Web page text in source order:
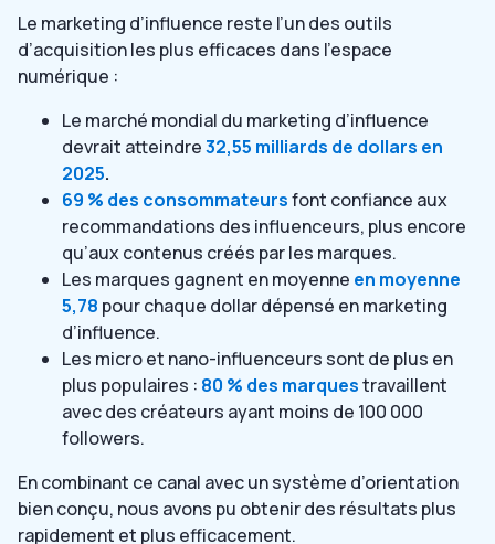
Le marketing d’influence reste l’un des outils
d’acquisition les plus efficaces dans l’espace
numérique :
Le marché mondial du marketing d’influence
devrait atteindre32,55 milliards de dollars en
2025.
69 % des consommateursfont confiance aux
recommandations des influenceurs, plus encore
qu’aux contenus créés par les marques.
Les marques gagnent en moyenne en moyenne
5,78 pour chaque dollar dépensé en marketing
d’influence.
Les micro et nano-influenceurs sont de plus en
plus populaires : 80 % des marquestravaillent
avec des créateurs ayant moins de 100 000
followers.
En combinant ce canal avec un système d’orientation
bien conçu, nous avons pu obtenir des résultats plus
rapidement et plus efficacement.